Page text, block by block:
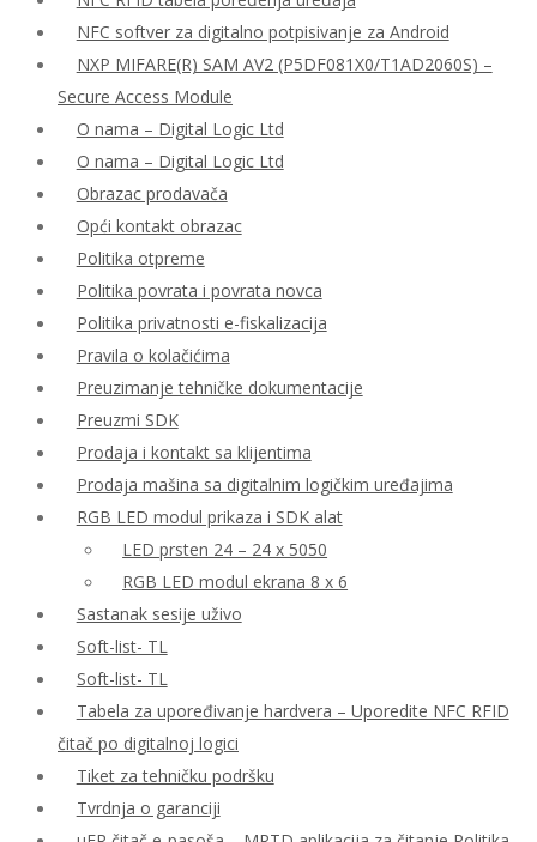
NFC softver za digitalno potpisivanje za Android
NXP MIFARE(R) SAM AV2 (P5DF081X0/T1AD2060S) –
Secure Access Module
O nama – Digital Logic Ltd
O nama – Digital Logic Ltd
Obrazac prodavača
Opći kontakt obrazac
Politika otpreme
Politika povrata i povrata novca
Politika privatnosti e-fiskalizacija
Pravila o kolačićima
Preuzimanje tehničke dokumentacije
Preuzmi SDK
Prodaja i kontakt sa klijentima
Prodaja mašina sa digitalnim logičkim uređajima
RGB LED modul prikaza i SDK alat
LED prsten 24 – 24 x 5050
RGB LED modul ekrana 8 x 6
Sastanak sesije uživo
Soft-list- TL
Soft-list- TL
Tabela za upoređivanje hardvera – Uporedite NFC RFID
čitač po digitalnoj logici
Tiket za tehničku podršku
Tvrdnja o garanciji